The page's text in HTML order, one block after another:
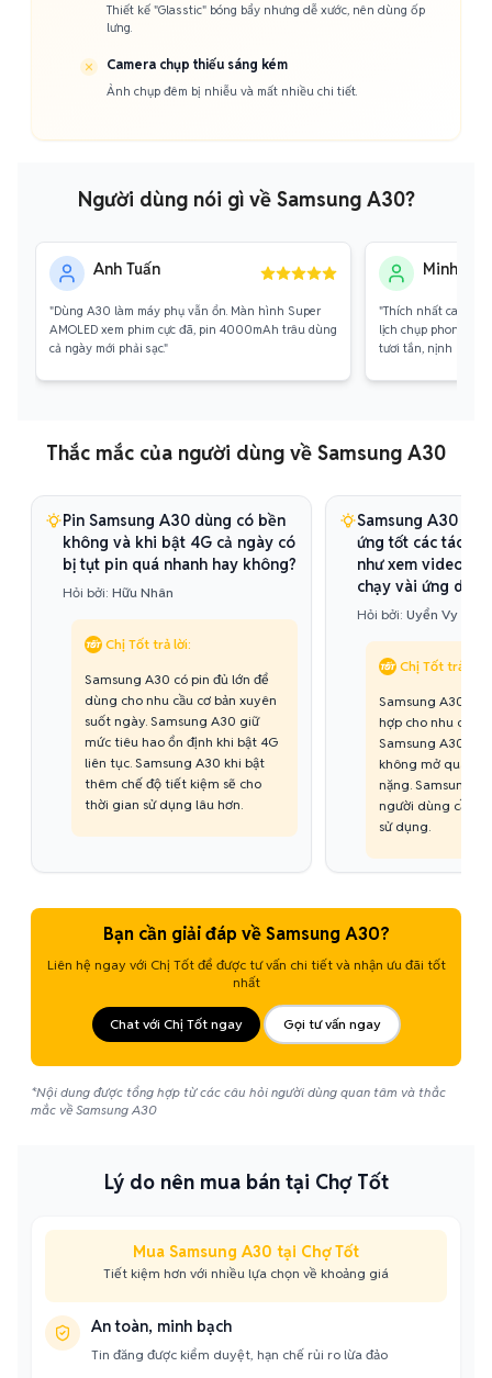
Thiết kế "Glasstic" bóng bẩy nhưng dễ xước, nên dùng ốp
lưng.
Camera chụp thiếu sáng kém
Ảnh chụp đêm bị nhiễu và mất nhiều chi tiết.
Người dùng nói gì về Samsung A30?
Anh Tuấn
"Dùng A30 làm máy phụ vẫn ổn. Màn hình Super
AMOLED xem phim cực đã, pin 4000mAh trâu dùng
cả ngày mới phải sạc."
Minh
"Thích nhất camera
lịch chụp phong
tươi tắn, nịnh mắt."
Thắc mắc của người dùng về Samsung A30
Pin Samsung A30 dùng có bền
không và khi bật 4G cả ngày có
bị tụt pin quá nhanh hay không?
Hỏi bởi: Hữu Nhân
Chị Tốt trả lời:
Samsung A30 có pin đủ lớn để
dùng cho nhu cầu cơ bản xuyên
suốt ngày. Samsung A30 giữ
mức tiêu hao ổn định khi bật 4G
liên tục. Samsung A30 khi bật
thêm chế độ tiết kiệm sẽ cho
thời gian sử dụng lâu hơn.
Samsung A30
ứng tốt các tác vụ
như xem video,
chạy vài ứng
Hỏi bởi: Uyển Vy
Chị Tốt trả lời:
Samsung A30 có
hợp cho nhu cầu
Samsung A30
không mở quá
nặng. Samsung
người dùng cần
sử dụng.
Bạn cần giải đáp về Samsung A30?
Liên hệ ngay với Chị Tốt để được tư vấn chi tiết và nhận ưu đãi tốt
nhất
Chat với Chị Tốt ngay Gọi tư vấn ngay
*Nội dung được tổng hợp từ các câu hỏi người dùng quan tâm và thắc
mắc về Samsung A30
Lý do nên mua bán tại Chợ Tốt
Mua Samsung A30 tại Chợ Tốt
Tiết kiệm hơn với nhiều lựa chọn về khoảng giá
An toàn, minh bạch
Tin đăng được kiểm duyệt, hạn chế rủi ro lừa đảo